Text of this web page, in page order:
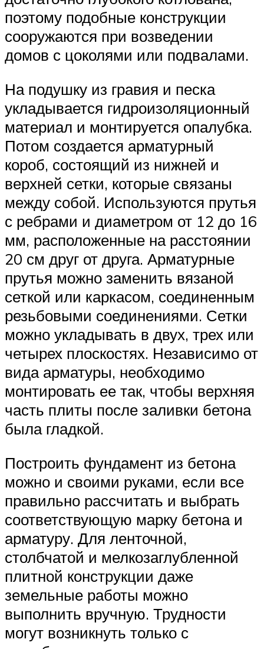
поэтому подобные конструкции
сооружаются при возведении
домов с цоколями или подвалами.
На подушку из гравия и песка
укладывается гидроизоляционный
материал и монтируется опалубка.
Потом создается арматурный
короб, состоящий из нижней и
верхней сетки, которые связаны
между собой. Используются прутья
с ребрами и диаметром от 12 до 16
мм, расположенные на расстоянии
20 см друг от друга. Арматурные
прутья можно заменить вязаной
сеткой или каркасом, соединенным
резьбовыми соединениями. Сетки
можно укладывать в двух, трех или
четырех плоскостях. Независимо от
вида арматуры, необходимо
монтировать ее так, чтобы верхняя
часть плиты после заливки бетона
была гладкой.
Построить фундамент из бетона
можно и своими руками, если все
правильно рассчитать и выбрать
соответствующую марку бетона и
арматуру. Для ленточной,
столбчатой и мелкозаглубленной
плитной конструкции даже
земельные работы можно
выполнить вручную. Трудности
могут возникнуть только с